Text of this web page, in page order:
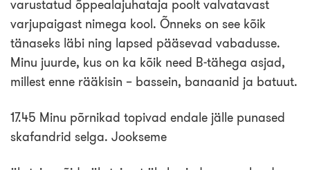
varustatud õppealajuhataja poolt valvatavast
varjupaigast nimega kool. Õnneks on see kõik
tänaseks läbi ning lapsed pääsevad vabadusse.
Minu juurde, kus on ka kõik need B-tähega asjad,
millest enne rääkisin – bassein, banaanid ja batuut.
17.45 Minu põrnikad topivad endale jälle punased
skafandrid selga. Jookseme